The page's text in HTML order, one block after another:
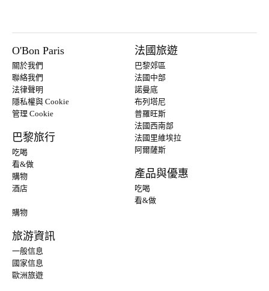
O'Bon Paris
關於我們
聯絡我們
法律聲明
隱私權與 Cookie
管理 Cookie
巴黎旅行
吃喝
看&做
購物
酒店
法國旅遊
巴黎郊區
法國中部
諾曼底
布列塔尼
普羅旺斯
法國西南部
法國里維埃拉
阿爾薩斯
產品與優惠
吃喝
看&做
購物
旅游資訊
一般信息
國家信息
歐洲旅遊